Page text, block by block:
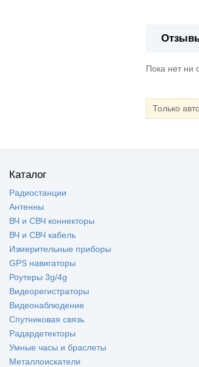
Пока нет ни
Только
Каталог
Радиостанции
Антенны
ВЧ и СВЧ коннекторы
ВЧ и СВЧ кабель
Измерительные приборы
GPS навигаторы
Роутеры 3g/4g
Видеорегистраторы
Видеонаблюдение
Спутниковая связь
Радардетекторы
Умные часы и браслеты
Металлоискатели